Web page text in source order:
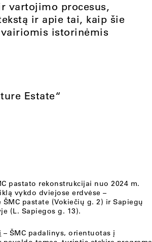
vartojimo procesus,
ir apie tai, kaip šie
istorinėmis
Estate“
pastato rekonstrukcijai nuo 2024 m.
vykdo dviejose erdvėse –
pastate (Vokiečių g. 2) ir Sapiegų
(L. Sapiegos g. 13).
– ŠMC padalinys, orientuotas į